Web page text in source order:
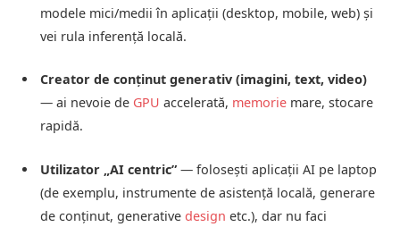
modele mici/medii în aplicații (desktop, mobile, web) și
vei rula inferență locală.
Creator de conținut generativ (imagini, text, video)
— ai nevoie de GPU accelerată, memorie mare, stocare
rapidă.
Utilizator „AI centric” — folosești aplicații AI pe laptop
(de exemplu, instrumente de asistență locală, generare
de conținut, generative design etc.), dar nu faci